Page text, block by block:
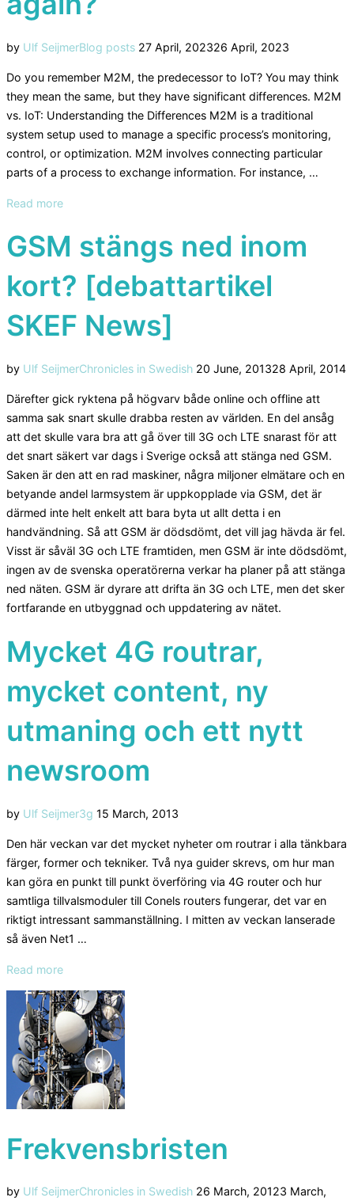
by Ulf SeijmerBlog postsPosted
27 April, 202326 April, 2023
Do you remember M2M, the predecessor to IoT? You may think
they mean the same, but they have significant differences. M2M
vs. IoT: Understanding the Differences M2M is a traditional
system setup used to manage a specific process’s monitoring,
control, or optimization. M2M involves connecting particular
parts of a process to exchange information. For instance, …
Read more“Is
becoming
M2M
again?”
GSM stängs ned inom
kort? [debattartikel
SKEF News]
by Ulf SeijmerChronicles in SwedishPosted
20 June, 201328 April, 2014
Därefter gick ryktena på högvarv både online och offline att
samma sak snart skulle drabba resten av världen. En del ansåg
att det skulle vara bra att gå över till 3G och LTE snarast för att
det snart säkert var dags i Sverige också att stänga ned GSM.
Saken är den att en rad maskiner, några miljoner elmätare och en
betyande andel larmsystem är uppkopplade via GSM, det är
därmed inte helt enkelt att bara byta ut allt detta i en
handvändning. Så att GSM är dödsdömt, det vill jag hävda är fel.
Visst är såväl 3G och LTE framtiden, men GSM är inte dödsdömt,
ingen av de svenska operatörerna verkar ha planer på att stänga
ned näten. GSM är dyrare att drifta än 3G och LTE, men det sker
fortfarande en utbyggnad och uppdatering av nätet.
Mycket 4G routrar,
mycket content, ny
utmaning och ett nytt
newsroom
by Ulf Seijmer3g Posted
15 March, 2013
Den här veckan var det mycket nyheter om routrar i alla tänkbara
färger, former och tekniker. Två nya guider skrevs, om hur man
kan göra en punkt till punkt överföring via 4G router och hur
samtliga tillvalsmoduler till Conels routers fungerar, det var en
riktigt intressant sammanställning. I mitten av veckan lanserade
så även Net1 …
Read more“Mycket
4G
routrar,
mycket
content,
ny
utmaning
och
newsroom”
Frekvensbristen
by Ulf SeijmerChronicles in SwedishPosted
26 March, 20123 March,